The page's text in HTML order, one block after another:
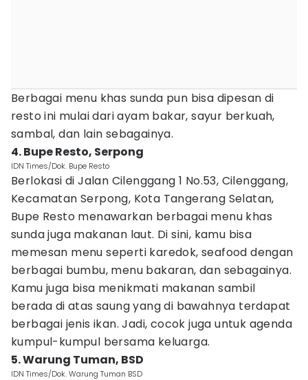
Berbagai menu khas sunda pun bisa dipesan di
resto ini mulai dari ayam bakar, sayur berkuah,
sambal, dan lain sebagainya.
4. Bupe Resto, Serpong
IDN Times/Dok. Bupe Resto
Berlokasi di Jalan Cilenggang 1 No.53, Cilenggang,
Kecamatan Serpong, Kota Tangerang Selatan,
Bupe Resto menawarkan berbagai menu khas
sunda juga makanan laut. Di sini, kamu bisa
memesan menu seperti karedok, seafood dengan
berbagai bumbu, menu bakaran, dan sebagainya.
Kamu juga bisa menikmati makanan sambil
berada di atas saung yang di bawahnya terdapat
berbagai jenis ikan. Jadi, cocok juga untuk agenda
kumpul-kumpul bersama keluarga.
5. Warung Tuman, BSD
IDN Times/Dok. Warung Tuman BSD